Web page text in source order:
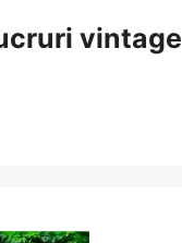
vintage